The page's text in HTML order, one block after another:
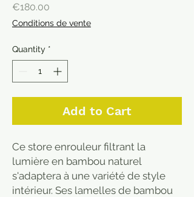
€180.00
Conditions de vente
Quantity *
Add to Cart
Ce store enrouleur filtrant la
lumière en bambou naturel
s'adaptera à une variété de style
intérieur. Ses lamelles de bambou